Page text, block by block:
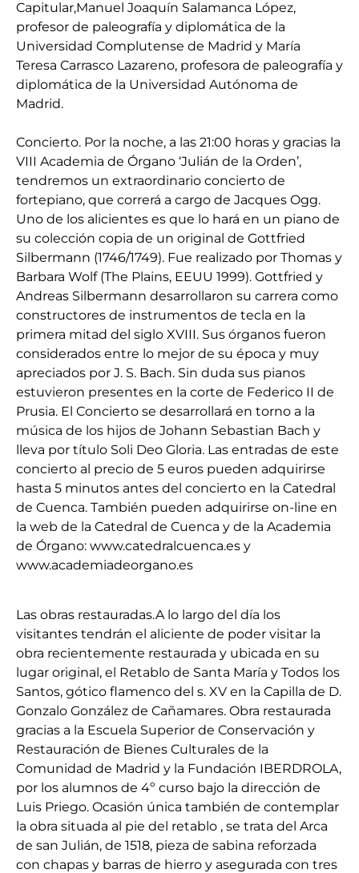
Capitular,Manuel Joaquín Salamanca López,
profesor de paleografía y diplomática de la
Universidad Complutense de Madrid y María
Teresa Carrasco Lazareno, profesora de paleografía y
diplomática de la Universidad Autónoma de
Madrid.
Concierto. Por la noche, a las 21:00 horas y gracias la
VIII Academia de Órgano ‘Julián de la Orden’,
tendremos un extraordinario concierto de
fortepiano, que correrá a cargo de Jacques Ogg.
Uno de los alicientes es que lo hará en un piano de
su colección copia de un original de Gottfried
Silbermann (1746/1749). Fue realizado por Thomas y
Barbara Wolf (The Plains, EEUU 1999). Gottfried y
Andreas Silbermann desarrollaron su carrera como
constructores de instrumentos de tecla en la
primera mitad del siglo XVIII. Sus órganos fueron
considerados entre lo mejor de su época y muy
apreciados por J. S. Bach. Sin duda sus pianos
estuvieron presentes en la corte de Federico II de
Prusia. El Concierto se desarrollará en torno a la
música de los hijos de Johann Sebastian Bach y
lleva por título Soli Deo Gloria. Las entradas de este
concierto al precio de 5 euros pueden adquirirse
hasta 5 minutos antes del concierto en la Catedral
de Cuenca. También pueden adquirirse on-line en
la web de la Catedral de Cuenca y de la Academia
de Órgano: www.catedralcuenca.es y
www.academiadeorgano.es
Las obras restauradas.A lo largo del día los
visitantes tendrán el aliciente de poder visitar la
obra recientemente restaurada y ubicada en su
lugar original, el Retablo de Santa María y Todos los
Santos, gótico flamenco del s. XV en la Capilla de D.
Gonzalo González de Cañamares. Obra restaurada
gracias a la Escuela Superior de Conservación y
Restauración de Bienes Culturales de la
Comunidad de Madrid y la Fundación IBERDROLA,
por los alumnos de 4º curso bajo la dirección de
Luis Priego. Ocasión única también de contemplar
la obra situada al pie del retablo , se trata del Arca
de san Julián, de 1518, pieza de sabina reforzada
con chapas y barras de hierro y asegurada con tres